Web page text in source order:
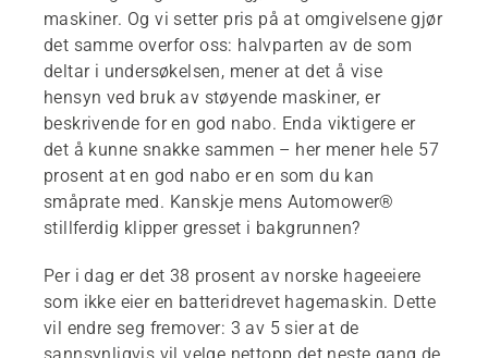
maskiner. Og vi setter pris på at omgivelsene gjør
det samme overfor oss: halvparten av de som
deltar i undersøkelsen, mener at det å vise
hensyn ved bruk av støyende maskiner, er
beskrivende for en god nabo. Enda viktigere er
det å kunne snakke sammen – her mener hele 57
prosent at en god nabo er en som du kan
småprate med. Kanskje mens Automower®
stillferdig klipper gresset i bakgrunnen?
Per i dag er det 38 prosent av norske hageeiere
som ikke eier en batteridrevet hagemaskin. Dette
vil endre seg fremover: 3 av 5 sier at de